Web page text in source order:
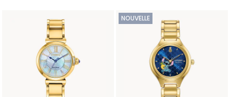
NOUVELLE